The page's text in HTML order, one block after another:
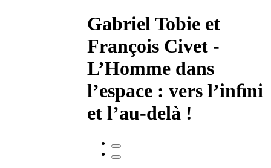
Gabriel Tobie et
François Civet -
L’Homme dans
l’espace : vers l’inﬁni
et l’au-delà !